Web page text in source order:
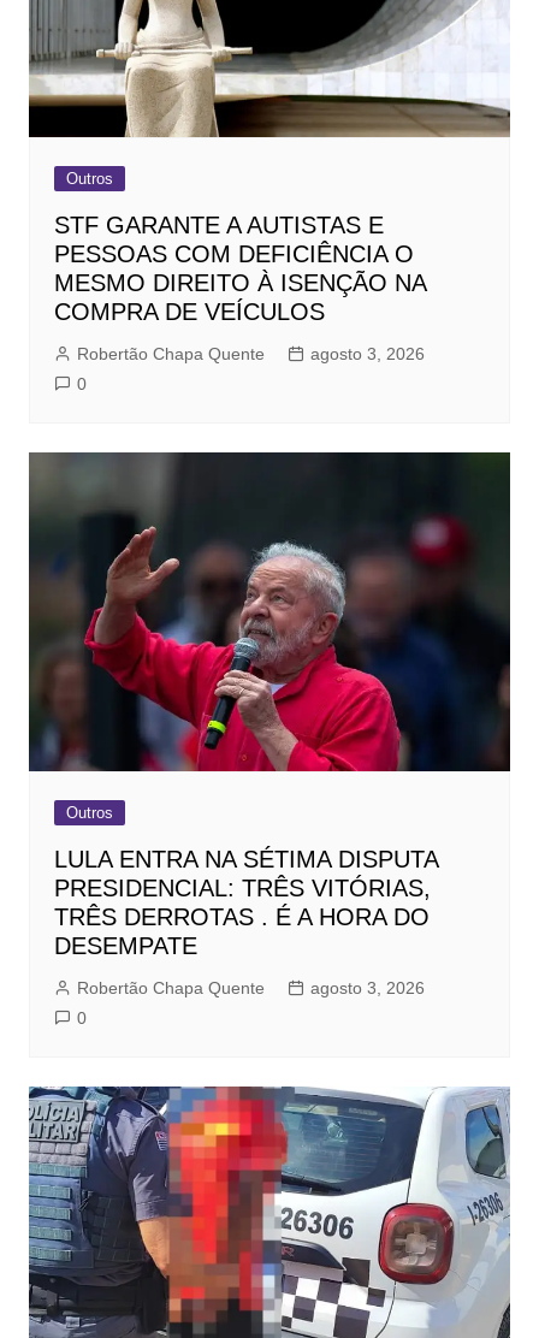
Outros
STF GARANTE A AUTISTAS E
PESSOAS COM DEFICIÊNCIA O
MESMO DIREITO À ISENÇÃO NA
COMPRA DE VEÍCULOS
Robertão Chapa Quente
agosto 3, 2026
0
Outros
LULA ENTRA NA SÉTIMA DISPUTA
PRESIDENCIAL: TRÊS VITÓRIAS,
TRÊS DERROTAS . É A HORA DO
DESEMPATE
Robertão Chapa Quente
agosto 3, 2026
0